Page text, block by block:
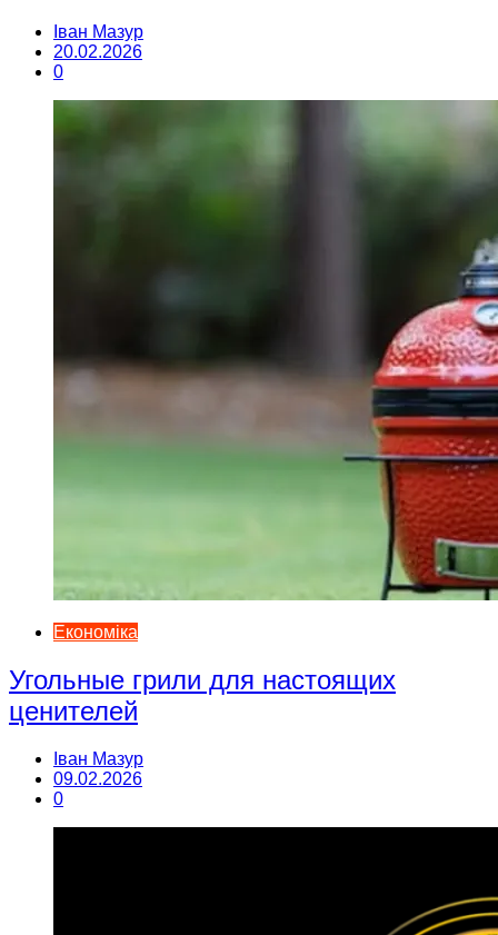
Іван Мазур
20.02.2026
0
Економіка
Угольные грили для настоящих
ценителей
Іван Мазур
09.02.2026
0